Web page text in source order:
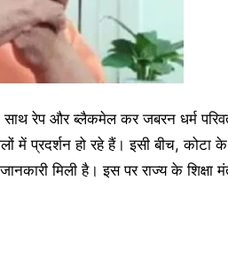
रेप और ब्लैकमेल कर जबरन धर्म
में प्रदर्शन हो रहे हैं। इसी बीच, कोटा
मिली है। इस पर राज्य के शिक्षा